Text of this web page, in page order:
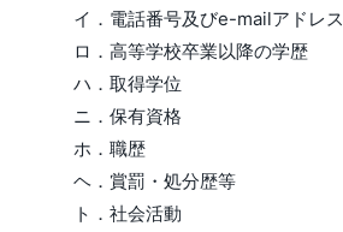
イ．電話番号及びe-mailアドレス
ロ．高等学校卒業以降の学歴
ハ．取得学位
ニ．保有資格
ホ．職歴
ヘ．賞罰・処分歴等
ト．社会活動